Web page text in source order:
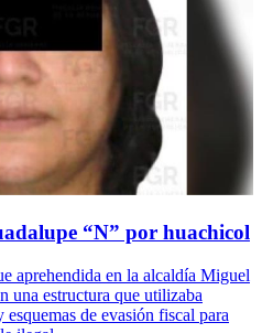
“N” por huachicol
aprehendida en la alcaldía Miguel
una estructura que utilizaba
de evasión fiscal para